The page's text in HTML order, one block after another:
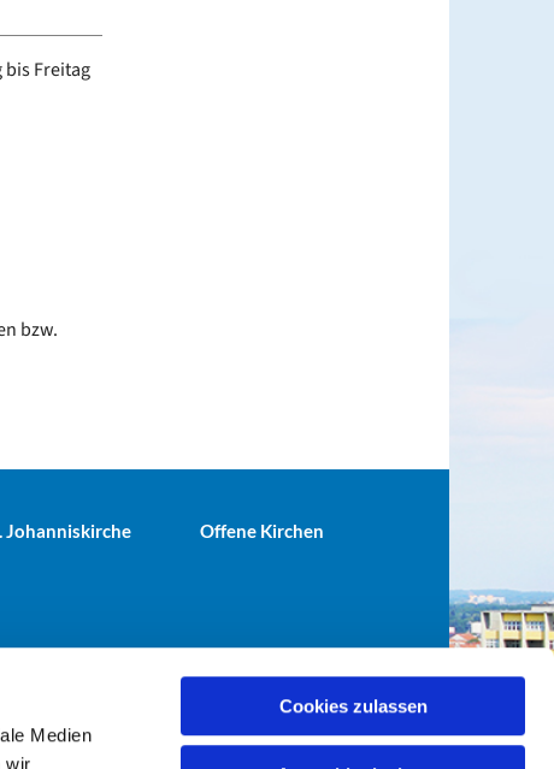
Medien
wir
Cookies zulassen
bis Freitag
bzw.
Johanniskirche Offene Kirchen
gemeinde-tiergarten.de